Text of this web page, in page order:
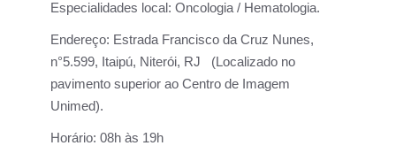
Especialidades local: Oncologia / Hematologia.
Endereço: Estrada Francisco da Cruz Nunes,
n°5.599, Itaipú, Niterói, RJ (Localizado no
pavimento superior ao Centro de Imagem
Unimed).
Horário: 08h às 19h